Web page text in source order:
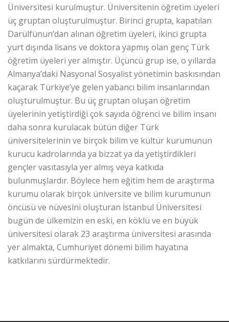
Üniversitesi kurulmuştur. Üniversitenin öğretim üyeleri
üç gruptan oluşturulmuştur. Birinci grupta, kapatılan
Darülfünun’dan alınan öğretim üyeleri, ikinci grupta
yurt dışında lisans ve doktora yapmış olan genç Türk
öğretim üyeleri yer almıştır. Üçüncü grup ise, o yıllarda
Almanya’daki Nasyonal Sosyalist yönetimin baskısından
kaçarak Türkiye’ye gelen yabancı bilim insanlarından
oluşturulmuştur. Bu üç gruptan oluşan öğretim
üyelerinin yetiştirdiği çok sayıda öğrenci ve bilim insanı
daha sonra kurulacak bütün diğer Türk
üniversitelerinin ve birçok bilim ve kültür kurumunun
kurucu kadrolarında ya bizzat ya da yetiştirdikleri
gençler vasıtasıyla yer almış veya katkıda
bulunmuşlardır. Böylece hem eğitim hem de araştırma
kurumu olarak birçok üniversite ve bilim kurumunun
öncüsü ve nüvesini oluşturan İstanbul Üniversitesi
bugün de ülkemizin en eski, en köklü ve en büyük
üniversitesi olarak 23 araştırma üniversitesi arasında
yer almakta, Cumhuriyet dönemi bilim hayatına
katkılarını sürdürmektedir.